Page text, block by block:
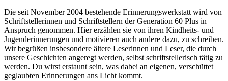
Die seit November 2004 bestehende Erinnerungswerkstatt wird von
Schriftstellerinnen und Schriftstellern der Generation 60 Plus in
Anspruch genommen. Hier erzählen sie von ihren Kindheits- und
Jugenderinnerungen und motivieren auch andere dazu, zu schreiben.
Wir begrüßen insbesondere ältere Leserinnen und Leser, die durch
unsere Geschichten angeregt werden, selbst schriftstellerisch tätig zu
werden. Du wirst erstaunt sein, was dabei an eigenen, verschüttet
geglaubten Erinnerungen ans Licht kommt.